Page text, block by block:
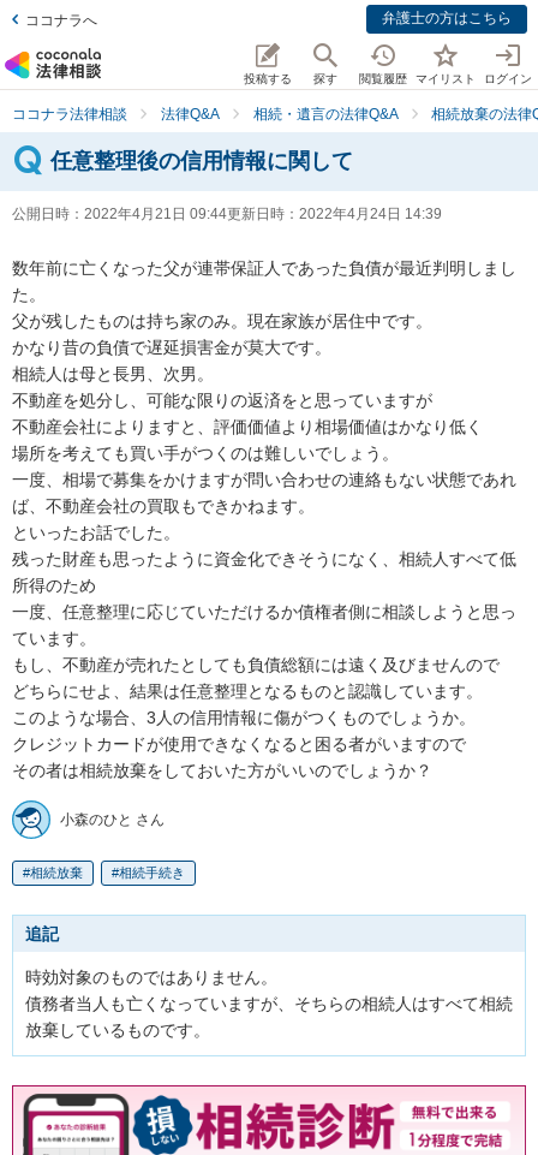
ココナラへ 弁護士の方はこちら
投稿する 探す 閲覧履歴 マイリスト ログイン
ココナラ法律相談 法律Q&A 相続・遺言の法律Q&A 相続放棄の法律
任意整理後の信用情報に関して
公開日時： 2022年4月21日 09:44更新日時： 2022年4月24日 14:39
数年前に亡くなった父が連帯保証人であった負債が最近判明しまし
た。
父が残したものは持ち家のみ。現在家族が居住中です。
かなり昔の負債で遅延損害金が莫大です。
相続人は母と長男、次男。
不動産を処分し、可能な限りの返済をと思っていますが
不動産会社によりますと、評価価値より相場価値はかなり低く
場所を考えても買い手がつくのは難しいでしょう。
一度、相場で募集をかけますが問い合わせの連絡もない状態であれ
ば、不動産会社の買取もできかねます。
といったお話でした。
残った財産も思ったように資金化できそうになく、相続人すべて低
所得のため
一度、任意整理に応じていただけるか債権者側に相談しようと思っ
ています。
もし、不動産が売れたとしても負債総額には遠く及びませんので
どちらにせよ、結果は任意整理となるものと認識しています。
このような場合、3人の信用情報に傷がつくものでしょうか。
クレジットカードが使用できなくなると困る者がいますので
その者は相続放棄をしておいた方がいいのでしょうか？
小森のひと さん
相続放棄 相続手続き
追記
時効対象のものではありません。
債務者当人も亡くなっていますが、そちらの相続人はすべて相続
放棄しているものです。